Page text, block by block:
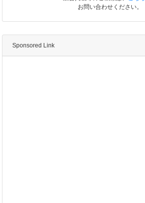
お問い合わせください。
Sponsored Link